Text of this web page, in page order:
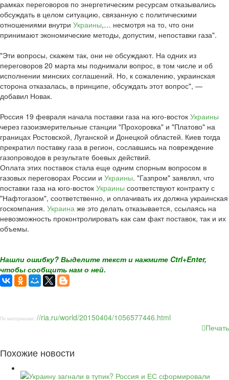
рамках переговоров по энергетическим ресурсам отказывались
обсуждать в целом ситуацию, связанную с политическими
отношениями внутри Украины,… несмотря на то, что они
принимают экономические методы, допустим, непоставки газа".
"Эти вопросы, скажем так, они не обсуждают. На одних из
переговоров 20 марта мы поднимали вопрос, в том числе и об
исполнении минских соглашений. Но, к сожалению, украинская
сторона отказалась, в принципе, обсуждать этот вопрос", —
добавил Новак.
Россия 19 февраля начала поставки газа на юго-восток Украины
через газоизмерительные станции "Прохоровка" и "Платово" на
границах Ростовской, Луганской и Донецкой областей. Киев тогда
прекратил поставку газа в регион, сославшись на повреждение
газопроводов в результате боевых действий.
Оплата этих поставок стала еще одним спорным вопросом в
газовых переговорах России и Украины. "Газпром" заявлял, что
поставки газа на юго-восток Украины соответствуют контракту с
"Нафтогазом", соответственно, и оплачивать их должна украинская
госкомпания. Украина же это делать отказывается, ссылаясь на
невозможность проконтролировать как сам факт поставок, так и их
объемы.
Нашли ошибку? Выделите текст и нажмите Ctrl+Enter,
чтобы сообщить нам о ней.
По материалам: //ria.ru/world/20150404/1056577446.html
Печать
Похожие новости